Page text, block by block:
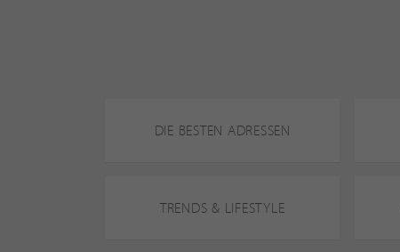
DIE BESTEN ADRESSEN
TRENDS & LIFESTYLE